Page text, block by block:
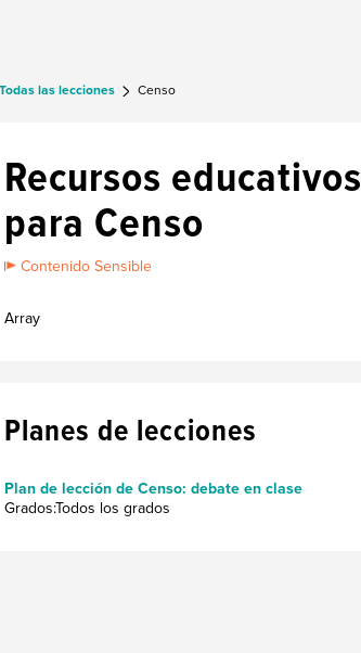
Todas las lecciones Censo
Recursos educativos
para Censo
Contenido Sensible
Array
Planes de lecciones
Plan de lección de Censo: debate en clase
Grados:Todos los grados